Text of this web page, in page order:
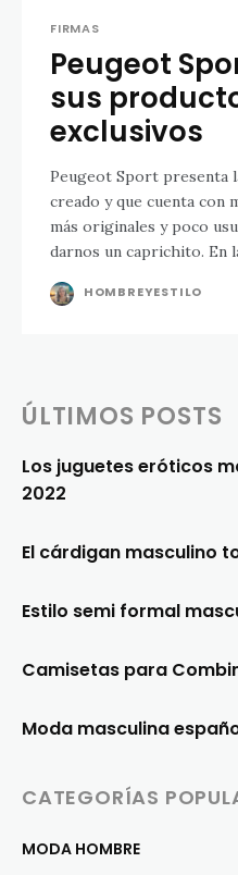
FIRMAS
Peugeot
sus
exclusivos
Peugeot Sport presenta
creado y que cuenta con
más originales y poco
darnos un caprichito. En
HOMBREYESTILO
ÚLTIMOS POSTS
Los juguetes eróticos
2022
El cárdigan masculino
Estilo semi formal
Camisetas para
Moda masculina
CATEGORÍAS
MODA HOMBRE